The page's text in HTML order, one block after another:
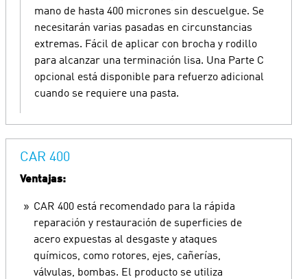
mano de hasta 400 micrones sin descuelgue. Se
necesitarán varias pasadas en circunstancias
extremas. Fácil de aplicar con brocha y rodillo
para alcanzar una terminación lisa. Una Parte C
opcional está disponible para refuerzo adicional
cuando se requiere una pasta.
CAR 400
Ventajas:
CAR 400 está recomendado para la rápida
reparación y restauración de superficies de
acero expuestas al desgaste y ataques
químicos, como rotores, ejes, cañerías,
válvulas, bombas. El producto se utiliza